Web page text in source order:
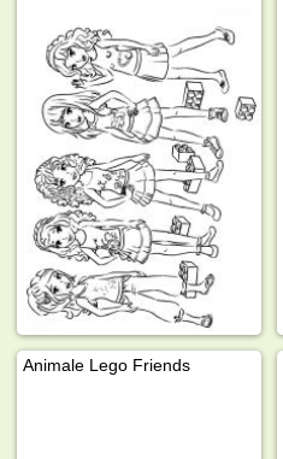
Animale Lego Friends